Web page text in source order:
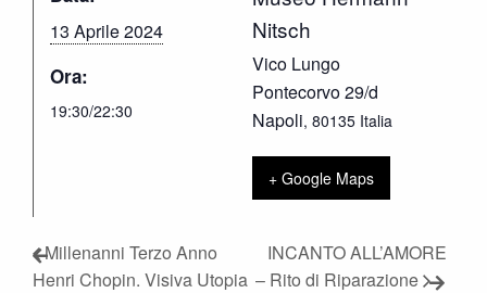
13 Aprile 2024
Ora:
19:30/22:30
Nitsch
Vico Lungo
Pontecorvo 29/d
Napoli, 80135 Italia
+ Google Maps
Millenanni Terzo Anno
Henri Chopin. Visiva Utopia
INCANTO ALL’AMORE
– Rito di Riparazione